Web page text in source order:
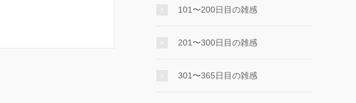
101〜200日目の雑感
201〜300日目の雑感
301〜365日目の雑感